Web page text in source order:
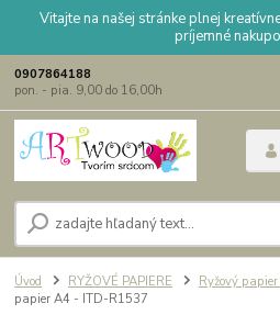
Vitajte na našej stránke plnej
príjemné
0907864188
pon. - pia. 9,00 do 16,00h
Úvod RYŽOVÉ PAPIERE Ryžový
papier A4 - ITD-R1537